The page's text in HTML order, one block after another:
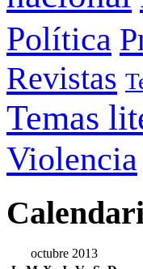
Política
Revistas
Temas
Violencia
octubre 2013